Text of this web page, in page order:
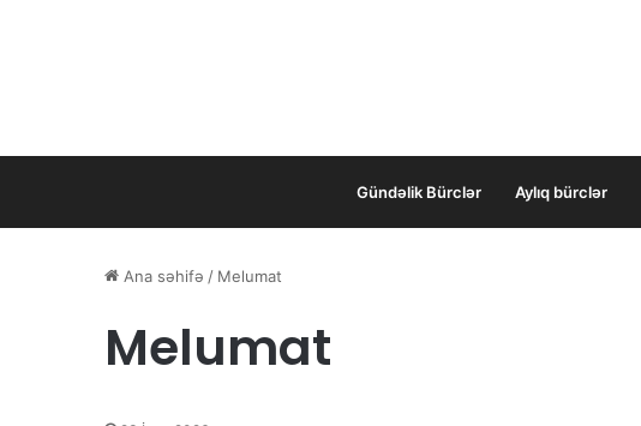
Gündəlik Bürclər Aylıq bürclər
Ana səhifə / Melumat
Melumat